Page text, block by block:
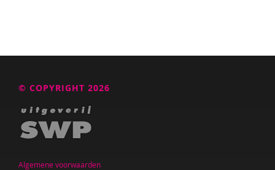
© COPYRIGHT 2026
Algemene voorwaarden